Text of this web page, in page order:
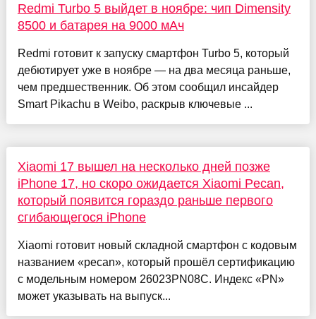
Redmi Turbo 5 выйдет в ноябре: чип Dimensity
8500 и батарея на 9000 мАч
Redmi готовит к запуску смартфон Turbo 5, который
дебютирует уже в ноябре — на два месяца раньше,
чем предшественник. Об этом сообщил инсайдер
Smart Pikachu в Weibo, раскрыв ключевые ...
Xiaomi 17 вышел на несколько дней позже
iPhone 17, но скоро ожидается Xiaomi Pecan,
который появится гораздо раньше первого
сгибающегося iPhone
Xiaomi готовит новый складной смартфон с кодовым
названием «pecan», который прошёл сертификацию
с модельным номером 26023PN08C. Индекс «PN»
может указывать на выпуск...